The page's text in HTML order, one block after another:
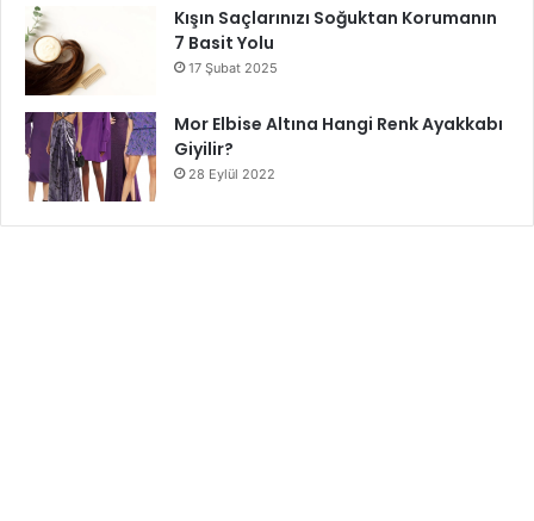
Kışın Saçlarınızı Soğuktan Korumanın
7 Basit Yolu
17 Şubat 2025
Mor Elbise Altına Hangi Renk Ayakkabı
Giyilir?
28 Eylül 2022